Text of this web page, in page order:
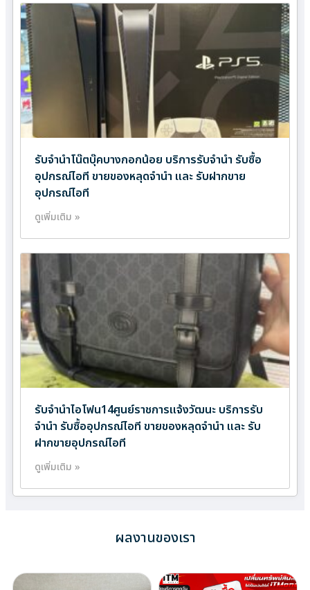
รับจำนำโน๊ตบุ๊คบางกอกน้อย บริการรับจำนำ รับซื้อ
อุปกรณ์ไอที ขายของหลุดจำนำ และ รับฝากขาย
อุปกรณ์ไอที
ดูเพิ่มเติม »
รับจำนำไอโฟน14ศูนย์ราชการแจ้งวัฒนะ บริการรับ
จำนำ รับซื้ออุปกรณ์ไอที ขายของหลุดจำนำ และ รับ
ฝากขายอุปกรณ์ไอที
ดูเพิ่มเติม »
ผลงานของเรา